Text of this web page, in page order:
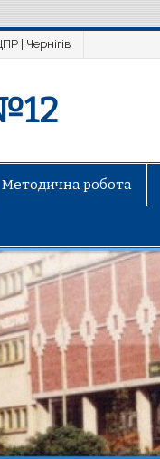
| Чернігів
Методична робота